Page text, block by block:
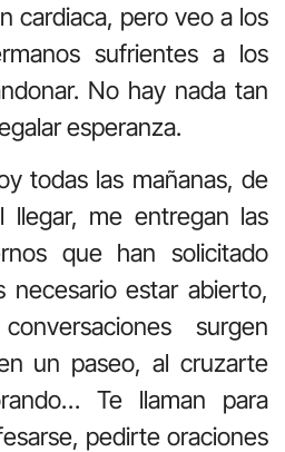
cardiaca, pero veo a los
sufrientes a los
No hay nada tan
esperanza.
todas las mañanas, de
me entregan las
que han solicitado
necesario estar abierto,
surgen
un paseo, al cruzarte
Te llaman para
pedirte oraciones